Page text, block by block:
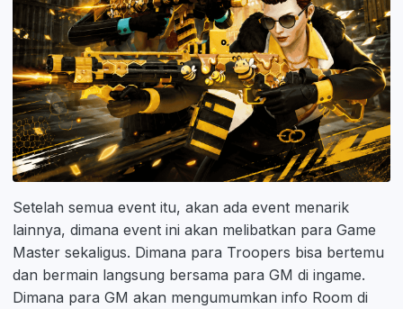
Setelah semua event itu, akan ada event menarik
lainnya, dimana event ini akan melibatkan para Game
Master sekaligus. Dimana para Troopers bisa bertemu
dan bermain langsung bersama para GM di ingame.
Dimana para GM akan mengumumkan info Room di